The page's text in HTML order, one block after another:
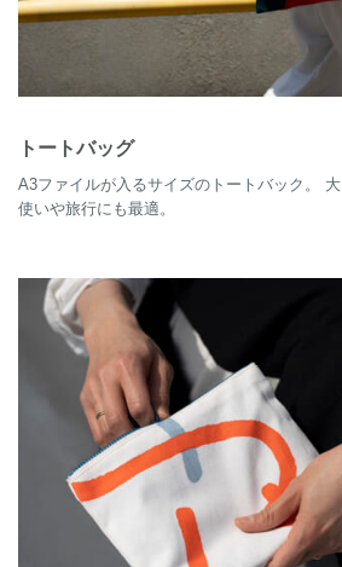
トートバッグ
A3ファイルが入るサイズのトートバック。
使いや旅行にも最適。